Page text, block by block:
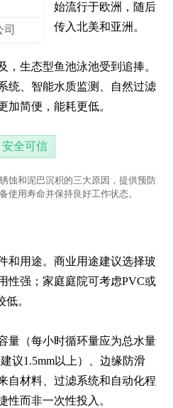
始流行于欧洲，随后
传入北美和亚洲。
，生态型鱼池泳池受到追捧。
统、智能水质监测、自然过滤
加简便，能耗更低。
安全可信
蚀和泥巴沉积的三大原因，提供预防
使用寿命并保持良好工作状态。
和用途。商业用途建议选择玻
性强；家庭庭院可考虑PVC或
。
量（每小时循环量应为总水量
议1.5mm以上）、边缘防滑
自材料、过滤系统和自动化程
性而非一次性投入。